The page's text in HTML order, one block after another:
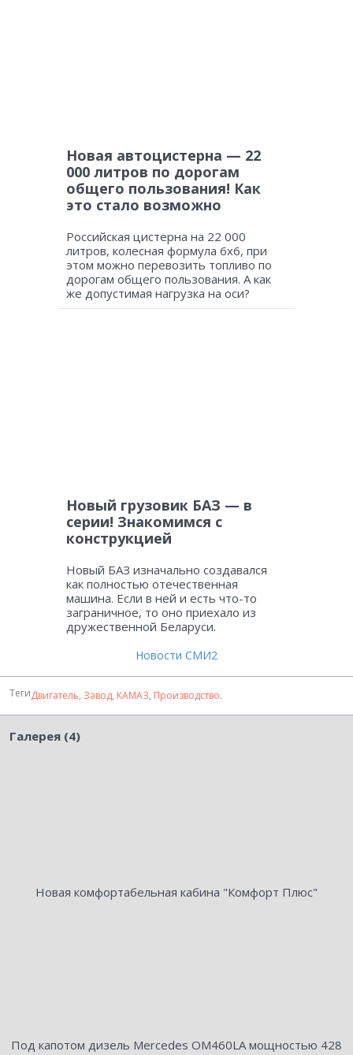
Новая автоцистерна — 22
000 литров по дорогам
общего пользования! Как
это стало возможно
Российская цистерна на 22 000
литров, колесная формула 6х6, при
этом можно перевозить топливо по
дорогам общего пользования. А как
же допустимая нагрузка на оси?
Новый грузовик БАЗ — в
серии! Знакомимся с
конструкцией
Новый БАЗ изначально создавался
как полностью отечественная
машина. Если в ней и есть что-то
заграничное, то оно приехало из
дружественной Беларуси.
Новости СМИ2
ТегиДвигатель, Завод, КАМАЗ, Производство.
Галерея (4)
Новая комфортабельная кабина "Комфорт Плюс"
Под капотом дизель Mercedes OM460LA мощностью 428